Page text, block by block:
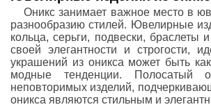
Оникс занимает важное место в
разнообразию стилей. Ювелирные
кольца, серьги, подвески, браслеты
своей элегантности и строгости,
украшений из оникса может быть
модные тенденции. Полосатый
неповторимых изделий,
оникса являются стильным и